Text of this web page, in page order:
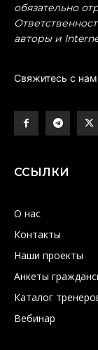
обязательно
авторы и
Свяжитесь с
ССЫЛКИ
О нас
Контакты
Наши проекты
Анкеты
Каталог
Вебинар